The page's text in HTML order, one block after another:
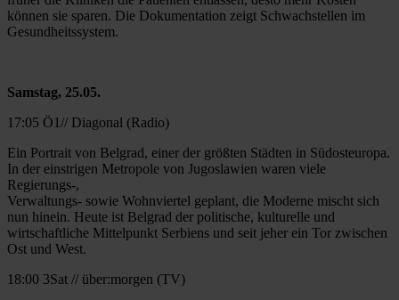
können sie sparen. Die Dokumentation zeigt Schwachstellen im
Gesundheitssystem.
Samstag, 25.05.
17:05 Ö1// Diagonal (Radio)
Ein Portrait von Belgrad, einer der größten Städten in Südosteuropa.
In der einstrigen Metropole von Jugoslawien waren viele
Regierungs-,
Verwaltungs- sowie Wohnviertel geplant, die Moderne mischt sich
nun hinein. Heute ist Belgrad der politische, kulturelle und
wirtschaftliche Mittelpunkt Serbiens und seit jeher ein Tor zwischen
Ost und West.
18:00 3Sat // über:morgen (TV)